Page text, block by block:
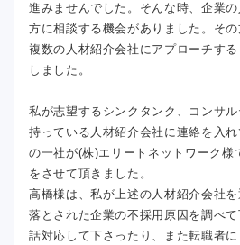
進みませんでした。そんな時、企業
方に相談する機会がありました。その
複数の人材紹介会社にアプローチす
しました。
私が志望するシンクタンク、コンサ
持っている人材紹介会社に連絡を入
の一社が(株)エリートネットワーク様
をさせて頂きました。
高橋様は、私が上述の人材紹介会社
落とされた企業の不採用原因を調べ
話対応して下さったり、また転職者